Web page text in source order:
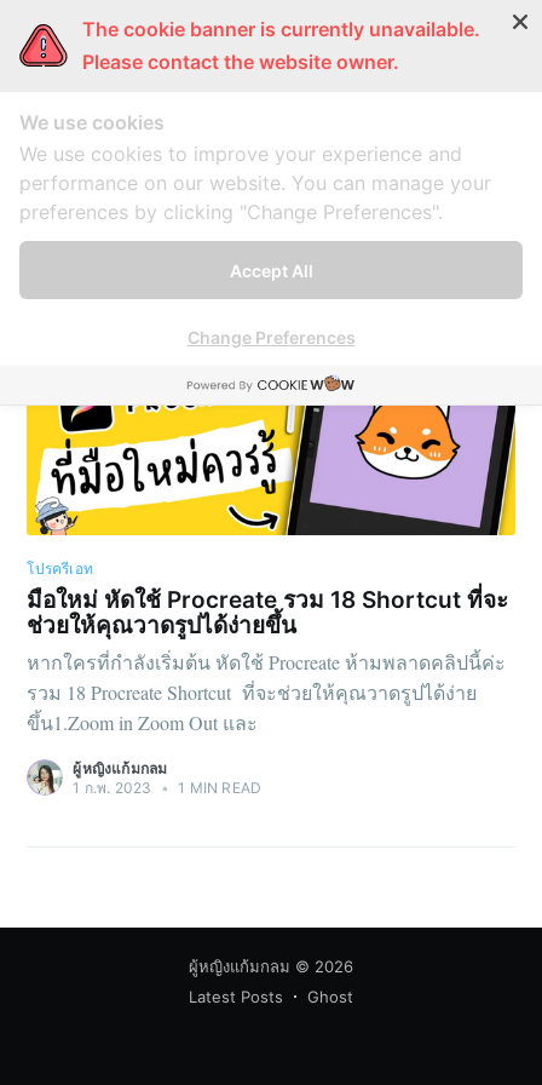
ผู้หญิงแก้มกลม การ์ตูนแก้มกลม แก้มกลมพากิน
โปรครีเอต
A collection of 1 post
โปรครีเอท
มือใหม่ หัดใช้ Procreate รวม 18 Shortcut ที่จะ
ช่วยให้คุณวาดรูปได้ง่ายขึ้น
หากใครที่กำลังเริ่มต้น หัดใช้ Procreate ห้ามพลาดคลิปนี้ค่ะ
รวม 18 Procreate Shortcut ที่จะช่วยให้คุณวาดรูปได้ง่าย
ขึ้น1.Zoom in Zoom Out และ
ผู้หญิงแก้มกลม
1 ก.พ. 2023
• 1 MIN READ
ผู้หญิงแก้มกลม © 2026
Latest Posts
Ghost
The cookie banner is currently unavailable.
Please contact the website owner.
We use cookies
We use cookies to improve your experience and
performance on our website. You can manage your
preferences by clicking "Change Preferences".
Accept All
Change Preferences